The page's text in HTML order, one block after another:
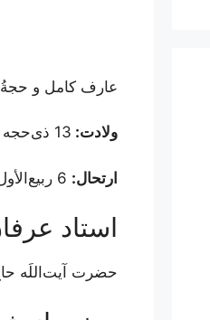
عارف کامل و حجةُ
ولادت: 13 ذی‌حجه 1285، تبریز
ارتحال:
استاد
حضرت آیت‌اللَه